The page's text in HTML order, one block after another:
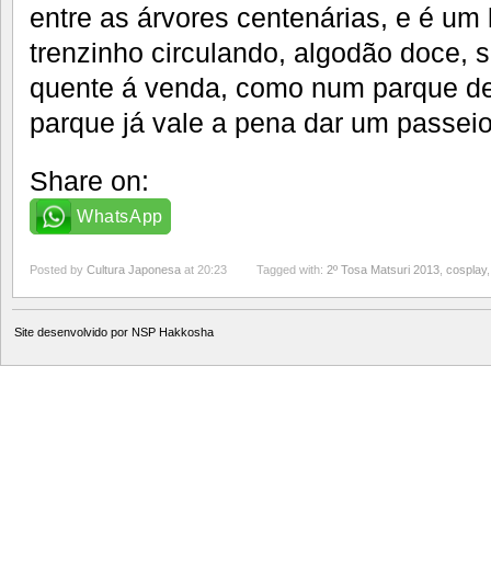
entre as árvores centenárias, e é
trenzinho circulando, algodão doce,
quente á venda, como num parque
parque já vale a pena dar um
Share on:
WhatsApp
Posted by Cultura Japonesa at 20:23 Tagged with: 2º Tosa Matsuri 2013 cosplay
Site desenvolvido por NSP Hakkosha